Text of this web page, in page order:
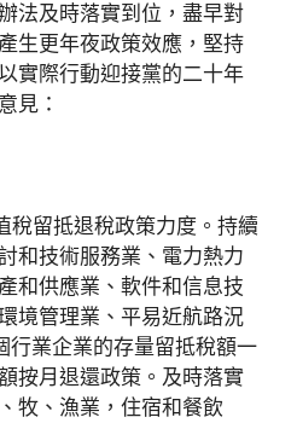
法及時落實到位，盡早對
生更年夜政策效應，堅持
實際行動迎接黨的二十年
見：
稅留抵退稅政策力度。持續
和技術服務業、電力熱力
和供應業、軟件和信息技
境管理業、平易近航路況
行業企業的存量留抵稅額一
按月退還政策。及時落實
牧、漁業，住宿和餐飲